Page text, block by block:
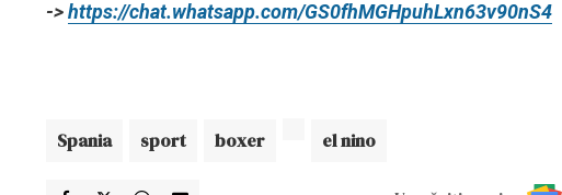
->https://chat.whatsapp.com/GS0fhMGHpuhLxn63v90nS4
Spania sport boxer el nino